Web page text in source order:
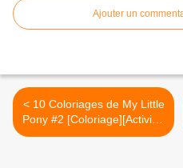
Ajouter un
< 10 Coloriages de My Little
Pony #2 [Coloriage][Activité]
[MLP][Maternelle]